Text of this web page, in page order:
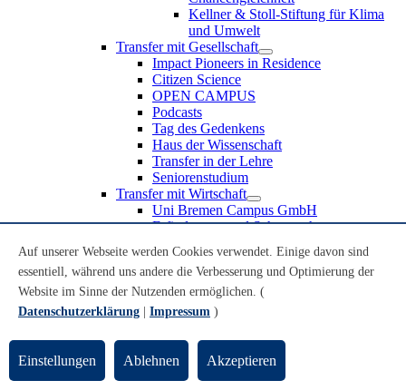
Kellner & Stoll-Stiftung für Klima
und Umwelt
Transfer mit Gesellschaft
Impact Pioneers in Residence
Citizen Science
OPEN CAMPUS
Podcasts
Tag des Gedenkens
Haus der Wissenschaft
Transfer in der Lehre
Seniorenstudium
Transfer mit Wirtschaft
Uni Bremen Campus GmbH
Erfindungen und Schutzrechte
Recruiting an der Universität Bremen
Weiterbildung an der Universität Bremen
Transfer mit Schule
Schülerinnen und Schüler
Schulklassen
Lehrkräfte
Gründungsunterstützung
Auf unserer Webseite werden Cookies verwendet. Einige davon sind
essentiell, während uns andere die Verbesserung und Optimierung der
Website im Sinne der Nutzenden ermöglichen. (
Datenschutzerklärung
Impressum )
Einstellungen Ablehnen Akzeptieren